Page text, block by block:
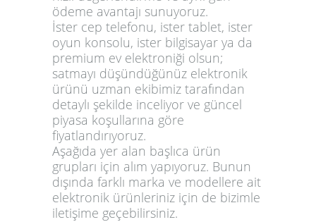
ödeme avantajı sunuyoruz.
İster cep telefonu, ister tablet, ister
oyun konsolu, ister bilgisayar ya da
premium ev elektroniği olsun;
satmayı düşündüğünüz elektronik
ürünü uzman ekibimiz tarafından
detaylı şekilde inceliyor ve güncel
piyasa koşullarına göre
fiyatlandırıyoruz.
Aşağıda yer alan başlıca ürün
grupları için alım yapıyoruz. Bunun
dışında farklı marka ve modellere ait
elektronik ürünleriniz için de bizimle
iletişime geçebilirsiniz.